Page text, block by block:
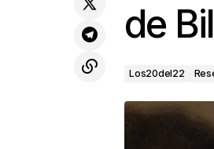
de
Los20del22